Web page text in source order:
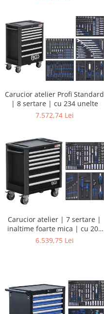
Carucior atelier Profi Standard
| 8 sertare | cu 234 unelte
7.572,74 Lei
Carucior atelier | 7 sertare |
inaltime foarte mica | cu 209
unelte
6.539,75 Lei